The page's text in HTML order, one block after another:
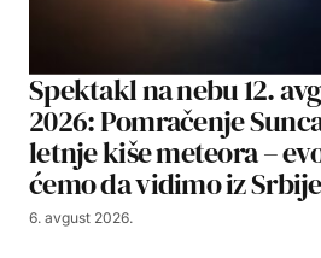
Spektakl na nebu 12.
2026: Pomračenje
letnje kiše meteora –
ćemo da vidimo iz Srbije
6. avgust 2026.